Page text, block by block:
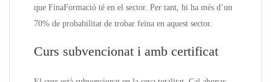
que FinaFormació té en el sector. Per tant, hi ha més d’un
70% de probabilitat de trobar feina en aquest sector.
Curs subvencionat i amb certificat